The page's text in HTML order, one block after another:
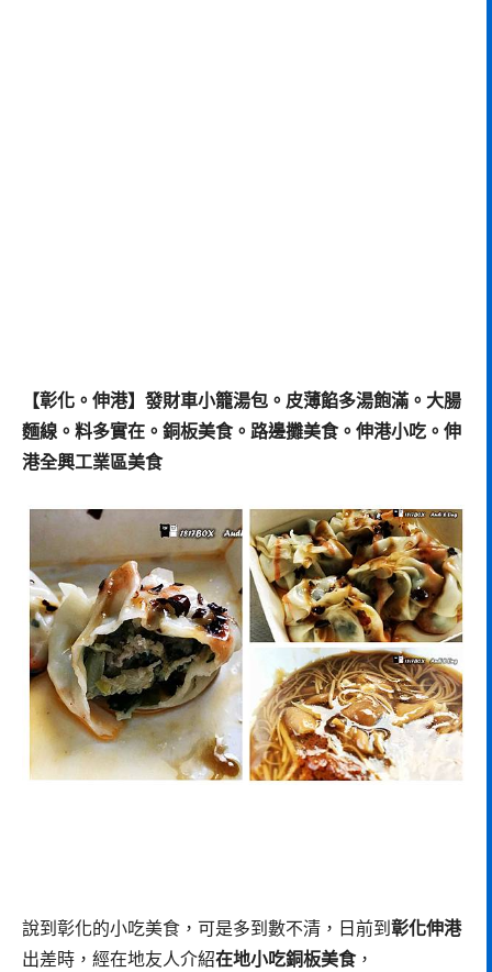
【彰化。伸港】發財車小籠湯包。皮薄餡多湯飽滿。大腸
麵線。料多實在。銅板美食。路邊攤美食。伸港小吃。伸
港全興工業區美食
說到彰化的小吃美食，可是多到數不清，日前到 彰化伸港
出差時，經在地友人介紹在地小吃銅板美食，